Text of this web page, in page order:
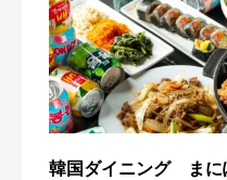
韓国ダイニング まに